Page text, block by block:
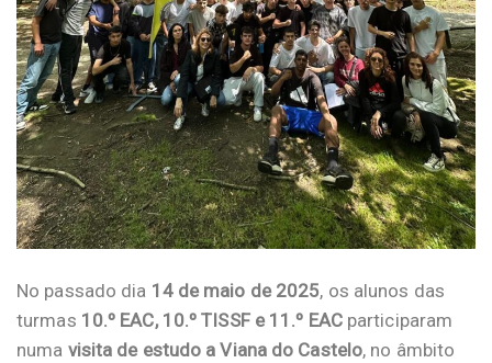
No passado dia 14 de maio de 2025, os alunos das
turmas 10.º EAC, 10.º TISSF e 11.º EACparticiparam
numa visita de estudo a Viana do Castelo, no âmbito